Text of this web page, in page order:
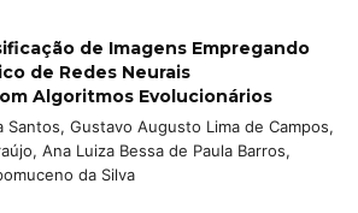
de Imagens Empregando
de Redes Neurais
Algoritmos Evolucionários
Santos, Gustavo Augusto Lima de Campos,
Ana Luiza Bessa de Paula Barros,
da Silva